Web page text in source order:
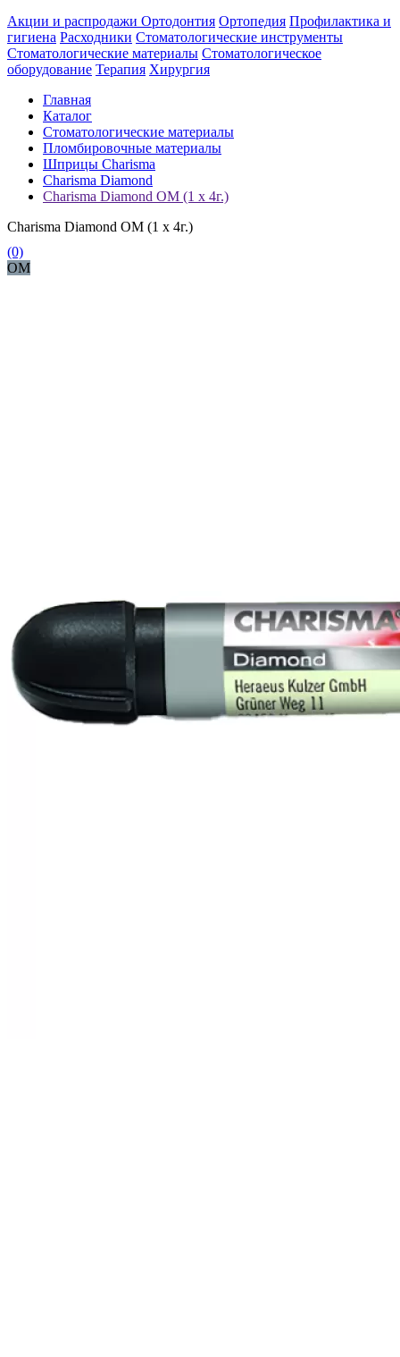
Акции и распродажи Ортодонтия Ортопедия Профилактика и
гигиена Расходники Стоматологические инструменты
Стоматологические материалы Стоматологическое
оборудование Терапия Хирургия
Главная
Каталог
Стоматологические материалы
Пломбировочные материалы
Шприцы Charisma
Charisma Diamond
Charisma Diamond OM (1 x 4г.)
Charisma Diamond OM (1 x 4г.)
(0)
OM